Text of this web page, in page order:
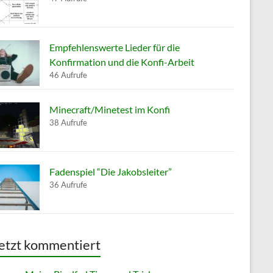
Empfehlenswerte Lieder für die
Konfirmation und die Konfi-Arbeit
46 Aufrufe
Minecraft/Minetest im Konfi
38 Aufrufe
Fadenspiel “Die Jakobsleiter”
36 Aufrufe
kommentiert